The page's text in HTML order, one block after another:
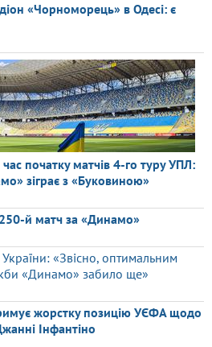
«Чорноморець» в Одесі: є
початку матчів 4-го туру УПЛ:
зіграє з «Буковиною»
й матч за «Динамо»
України: «Звісно, оптимальним
«Динамо» забило ще»
жорстку позицію УЄФА щодо
Інфантіно